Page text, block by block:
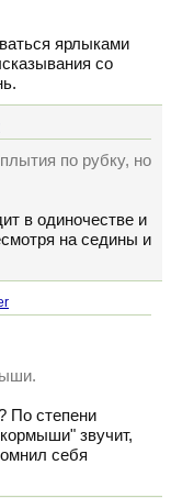
ярлыками
со
по рубку, но
в одиночестве и
на седины и
По степени
звучит,
себя